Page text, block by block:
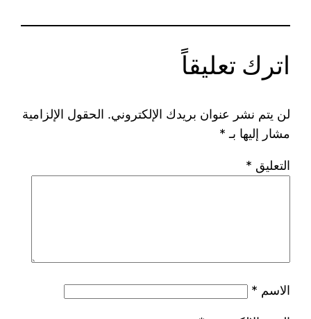
اترك تعليقاً
لن يتم نشر عنوان بريدك الإلكتروني. الحقول الإلزامية
مشار إليها بـ *
التعليق *
الاسم *